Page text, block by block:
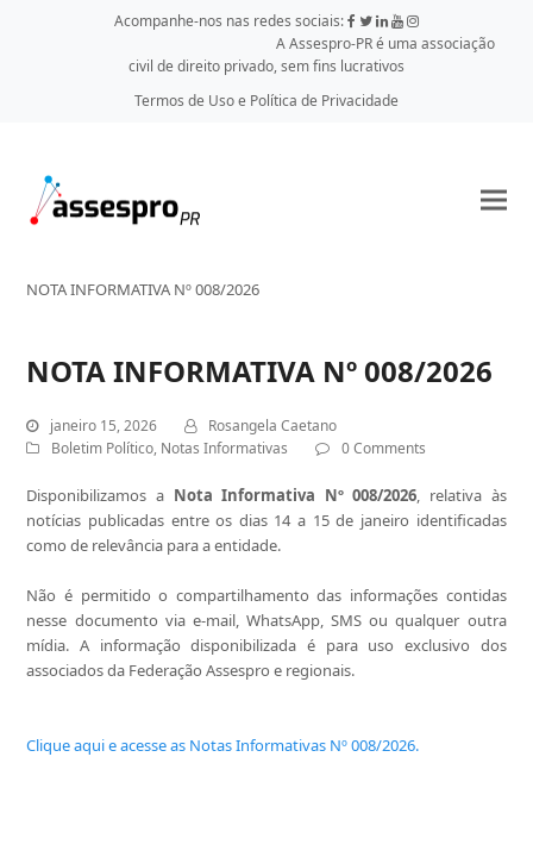
Acompanhe-nos nas redes sociais:
A Assespro-PR é uma associação
civil de direito privado, sem fins lucrativos
Termos de Uso e Política de Privacidade
NOTA INFORMATIVA Nº 008/2026
NOTA INFORMATIVA Nº 008/2026
janeiro 15, 2026
Rosangela Caetano
Boletim Político, Notas Informativas 0 Comments
Disponibilizamos a Nota Informativa Nº 008/2026, relativa às
notícias publicadas entre os dias 14 a 15 de janeiro identificadas
como de relevância para a entidade.
Não é permitido o compartilhamento das informações contidas
nesse documento via e-mail, WhatsApp, SMS ou qualquer outra
mídia. A informação disponibilizada é para uso exclusivo dos
associados da Federação Assespro e regionais.
Clique aqui e acesse as Notas Informativas Nº 008/2026.